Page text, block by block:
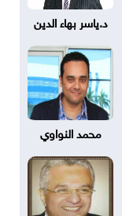
د.ياسر بهاء الدين
محمد النواوي